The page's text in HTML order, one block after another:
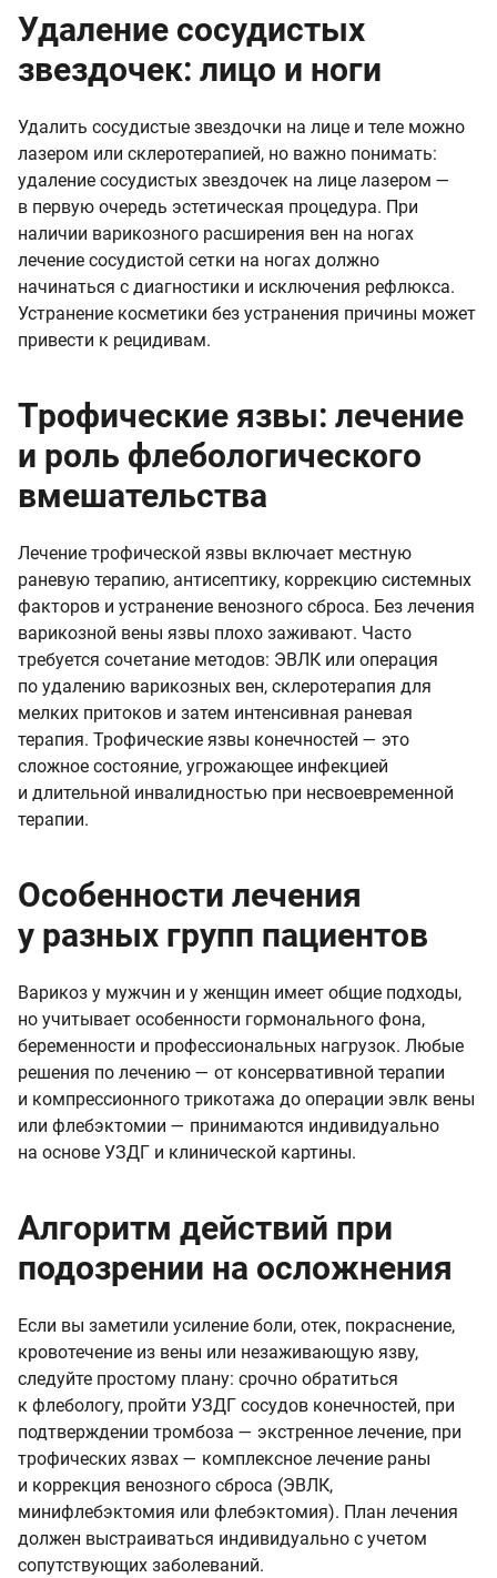
Удаление сосудистых
звездочек: лицо и ноги
Удалить сосудистые звездочки на лице и теле можно
лазером или склеротерапией, но важно понимать:
удаление сосудистых звездочек на лице лазером —
в первую очередь эстетическая процедура. При
наличии варикозного расширения вен на ногах
лечение сосудистой сетки на ногах должно
начинаться с диагностики и исключения рефлюкса.
Устранение косметики без устранения причины может
привести к рецидивам.
Трофические язвы: лечение
и роль флебологического
вмешательства
Лечение трофической язвы включает местную
раневую терапию, антисептику, коррекцию системных
факторов и устранение венозного сброса. Без лечения
варикозной вены язвы плохо заживают. Часто
требуется сочетание методов: ЭВЛК или операция
по удалению варикозных вен, склеротерапия для
мелких притоков и затем интенсивная раневая
терапия. Трофические язвы конечностей — это
сложное состояние, угрожающее инфекцией
и длительной инвалидностью при несвоевременной
терапии.
Особенности лечения
у разных групп пациентов
Варикоз у мужчин и у женщин имеет общие подходы,
но учитывает особенности гормонального фона,
беременности и профессиональных нагрузок. Любые
решения по лечению — от консервативной терапии
и компрессионного трикотажа до операции эвлк вены
или флебэктомии — принимаются индивидуально
на основе УЗДГ и клинической картины.
Алгоритм действий при
подозрении на осложнения
Если вы заметили усиление боли, отек, покраснение,
кровотечение из вены или незаживающую язву,
следуйте простому плану: срочно обратиться
к флебологу, пройти УЗДГ сосудов конечностей, при
подтверждении тромбоза — экстренное лечение, при
трофических язвах — комплексное лечение раны
и коррекция венозного сброса (ЭВЛК,
минифлебэктомия или флебэктомия). План лечения
должен выстраиваться индивидуально с учетом
сопутствующих заболеваний.